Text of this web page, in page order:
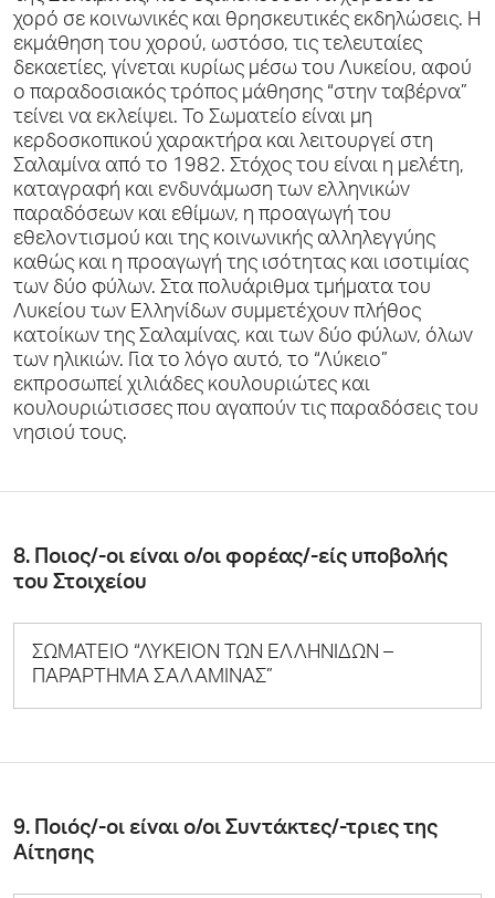
χορό σε κοινωνικές και θρησκευτικές εκδηλώσεις. Η
εκμάθηση του χορού, ωστόσο, τις τελευταίες
δεκαετίες, γίνεται κυρίως μέσω του Λυκείου, αφού
ο παραδοσιακός τρόπος μάθησης “στην ταβέρνα”
τείνει να εκλείψει. Το Σωματείο είναι μη
κερδοσκοπικού χαρακτήρα και λειτουργεί στη
Σαλαμίνα από το 1982. Στόχος του είναι η μελέτη,
καταγραφή και ενδυνάμωση των ελληνικών
παραδόσεων και εθίμων, η προαγωγή του
εθελοντισμού και της κοινωνικής αλληλεγγύης
καθώς και η προαγωγή της ισότητας και ισοτιμίας
των δύο φύλων. Στα πολυάριθμα τμήματα του
Λυκείου των Ελληνίδων συμμετέχουν πλήθος
κατοίκων της Σαλαμίνας, και των δύο φύλων, όλων
των ηλικιών. Για το λόγο αυτό, το “Λύκειο”
εκπροσωπεί χιλιάδες κουλουριώτες και
κουλουριώτισσες που αγαπούν τις παραδόσεις του
νησιού τους.
8. Ποιος/-οι είναι ο/οι φορέας/-είς υποβολής
του Στοιχείου
ΣΩΜΑΤΕΙΟ “ΛΥΚΕΙΟΝ ΤΩΝ ΕΛΛΗΝΙΔΩΝ –
ΠΑΡΑΡΤΗΜΑ ΣΑΛΑΜΙΝΑΣ”
9. Ποιός/-οι είναι ο/οι Συντάκτες/-τριες της
Αίτησης